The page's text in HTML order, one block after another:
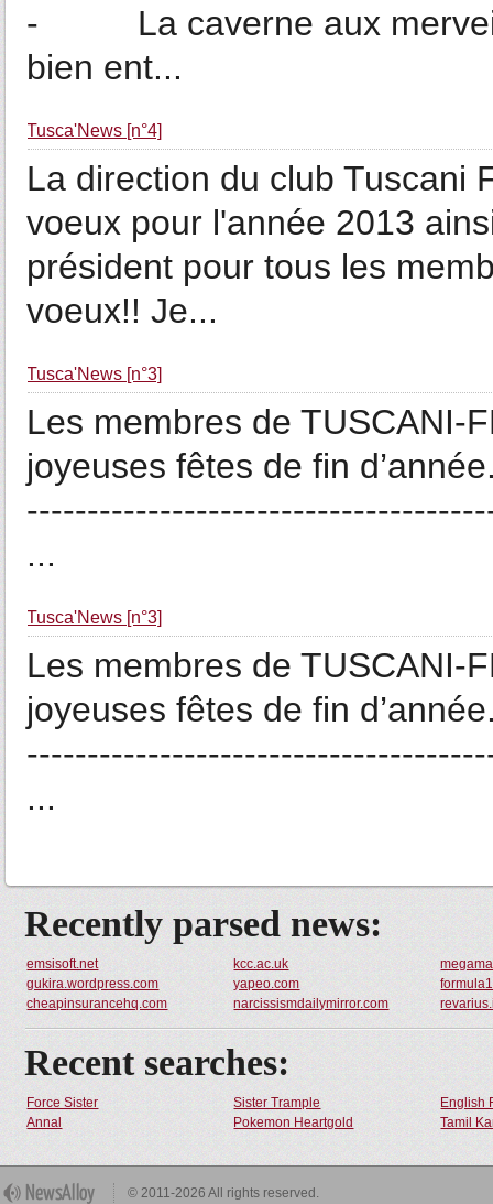
- La caverne aux
bien ent...
Tusca'News [n°4]
La direction du club Tuscani
voeux pour l'année 2013
président pour tous les
voeux!! Je...
Tusca'News [n°3]
Les membres de TUSCANI-
joyeuses fêtes de fin
...
Tusca'News [n°3]
Les membres de TUSCANI-
joyeuses fêtes de fin
...
Recently parsed news:
emsisoft.net kcc.ac.uk
gukira.wordpress.com
yapeo.com
cheapinsurancehq.com
narcissismdailymirror.com
Recent searches:
Force Sister Sister Trample
English
Annal
Pokemon Heartgold Tamil
© 2011-2026 All rights reserved.